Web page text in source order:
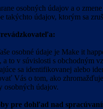
osobných údajov a o
údajov, ktorým sa
osobné údaje je Make it
a to v súvislosti s obchodným
sa identifikovanej alebo
Vás o tom, ako
osobných údajov.
pre dohľad nad